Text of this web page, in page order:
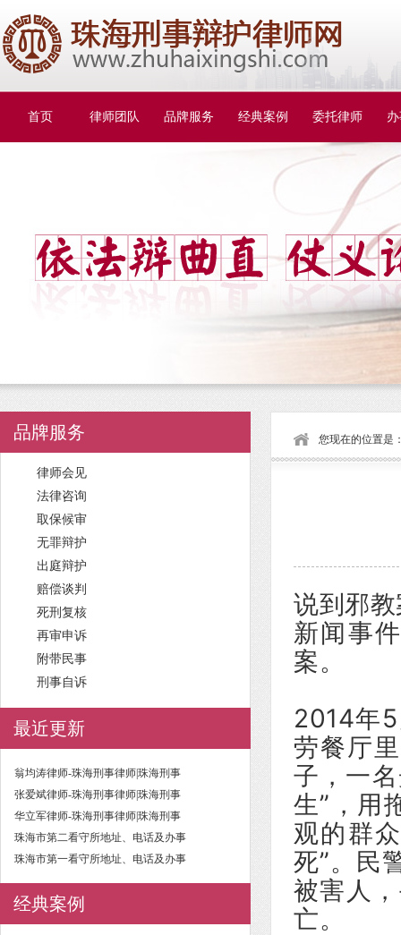
首页 律师团队 品牌服务 经典案例 委托律师
品牌服务
律师会见
法律咨询
取保候审
无罪辩护
出庭辩护
赔偿谈判
死刑复核
再审申诉
附带民事
刑事自诉
最近更新
翁均涛律师-珠海刑事律师|珠海刑事
张爱斌律师-珠海刑事律师|珠海刑事
华立军律师-珠海刑事律师|珠海刑事
珠海市第二看守所地址、电话及办事
珠海市第一看守所地址、电话及办事
经典案例
您现在的位置是
说到邪
新闻事
案。
2014年
劳餐厅
子，一
生”，用
观的群
死”。民
被害人
亡。